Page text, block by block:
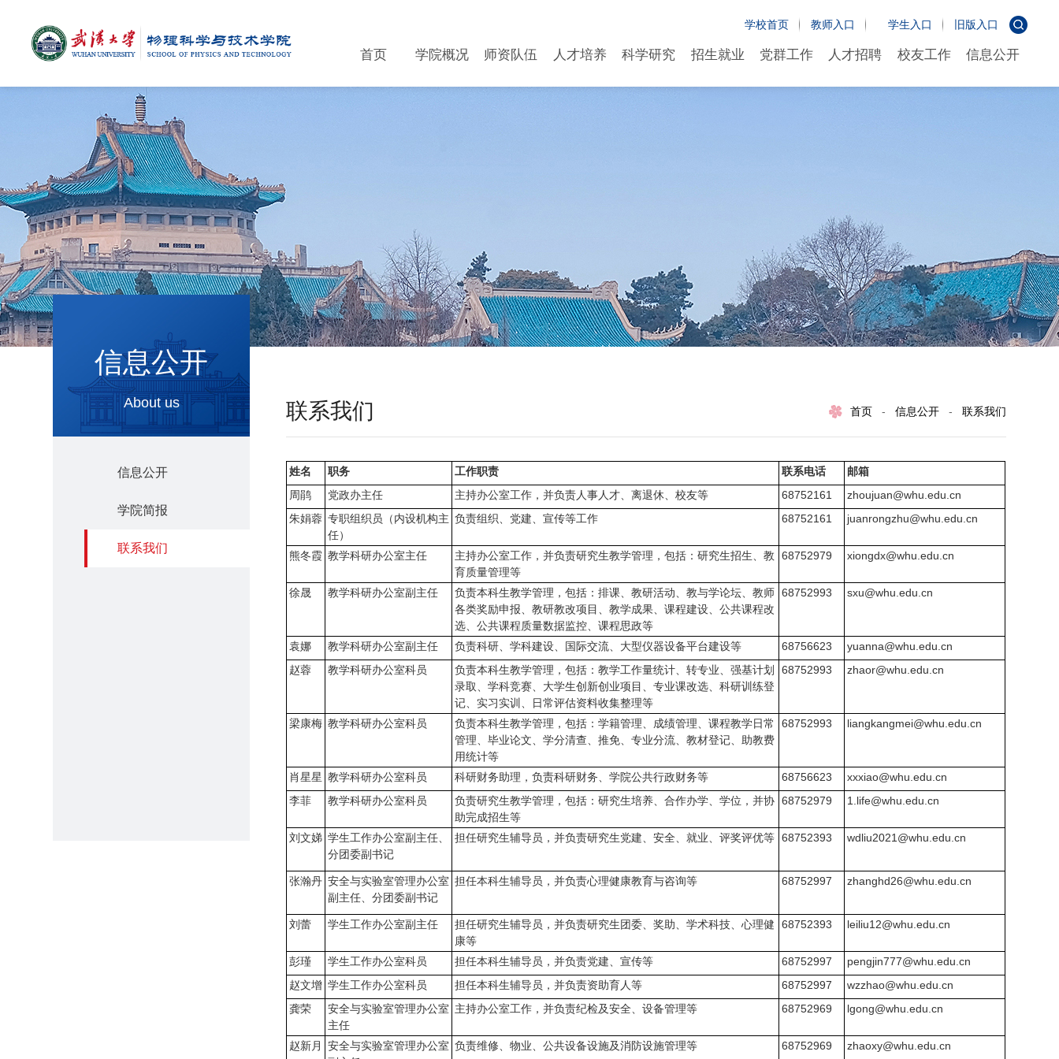
学校首页 教师入口 学生入口 旧版入口
首页
学院概况
师资队伍
人才培养
科学研究
招生就业
党群工作
人才招聘
校友工作
信息公开
信息公开
About us
信息公开
学院简报
联系我们
联系我们 首页 - 信息公开 - 联系我们
姓名 职务 工作职责 联系电话
邮箱
周鹃
党政办主任 主持办公室工作，并负责人事人才、离退休、校友等 68752161
zhoujuan@whu.edu.cn
朱娟蓉 专职组织员（内设机构主
任）
负责组织、党建、宣传等工作 68752161 juanrongzhu@whu.edu.cn
熊冬霞 教学科研办公室主任
主持办公室工作，并负责研究生教学管理，包括：研究生招生、教
育质量管理等
68752979 xiongdx@whu.edu.cn
徐晟 教学科研办公室副主任
负责本科生教学管理，包括：排课、教研活动、教与学论坛、教师
各类奖励申报、教研教改项目、教学成果、课程建设、公共课程改
选、公共课程质量数据监控、课程思政等
68752993 sxu@whu.edu.cn
袁娜 教学科研办公室副主任 负责科研、学科建设、国际交流、大型仪器设备平台建设等 68756623
yuanna@whu.edu.cn
赵蓉
教学科研办公室科员
负责本科生教学管理，包括：教学工作量统计、转专业、强基计划
录取、学科竞赛、大学生创新创业项目、专业课改选、科研训练登
记、实习实训、日常评估资料收集整理等
68752993 zhaor@whu.edu.cn
梁康梅 教学科研办公室科员
负责本科生教学管理，包括：学籍管理、成绩管理、课程教学日常
管理、毕业论文、学分清查、推免、专业分流、教材登记、助教费
用统计等
68752993 liangkangmei@whu.edu.cn
肖星星 教学科研办公室科员 科研财务助理，负责科研财务、学院公共行政财务等 68756623
xxxiao@whu.edu.cn
李菲
教学科研办公室科员
负责研究生教学管理，包括：研究生培养、合作办学、学位，并协
助完成招生等
68752979 1.life@whu.edu.cn
刘文娣 学生工作办公室副主任、
分团委副书记
担任研究生辅导员，并负责研究生党建、安全、就业、评奖评优等 68752393 wdliu2021@whu.edu.cn
张瀚丹 安全与实验室管理办公室
副主任、分团委副书记
担任本科生辅导员，并负责心理健康教育与咨询等 68752997 zhanghd26@whu.edu.cn
刘蕾 学生工作办公室副主任
担任研究生辅导员，并负责研究生团委、奖助、学术科技、心理健
康等
68752393 leiliu12@whu.edu.cn
彭瑾 学生工作办公室科员 担任本科生辅导员，并负责党建、宣传等 68752997
pengjin777@whu.edu.cn
赵文增 学生工作办公室科员 担任本科生辅导员，并负责资助育人等 68752997
wzzhao@whu.edu.cn
龚荣
安全与实验室管理办公室
主任
主持办公室工作，并负责纪检及安全、设备管理等 68752969 lgong@whu.edu.cn
赵新月
安全与实验室管理办公室 负责维修、物业、公共设备设施及消防设施管理等 68752969 zhaoxy@whu.edu.cn